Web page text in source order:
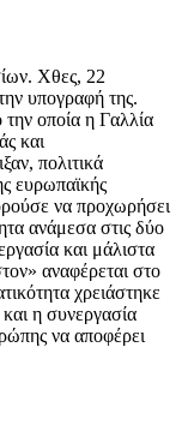
Χθες, 22
υπογραφή της.
οποία η Γαλλία
και
πολιτικά
ευρωπαϊκής
να προχωρήσει
ανάμεσα στις δύο
και μάλιστα
αναφέρεται στο
χρειάστηκε
η συνεργασία
να αποφέρει